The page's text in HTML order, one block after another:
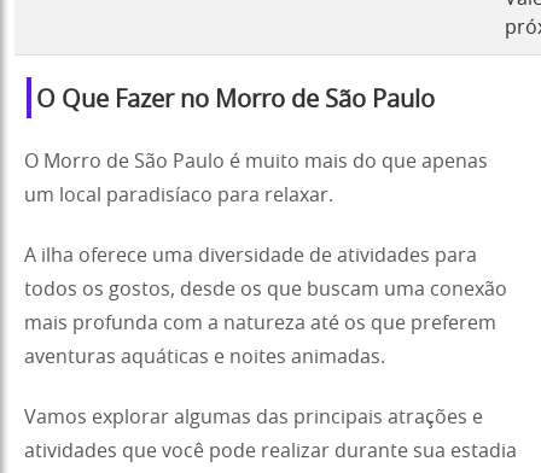
O Que Fazer no Morro de São Paulo
O Morro de São Paulo é muito mais do que apenas
um local paradisíaco para relaxar.
A ilha oferece uma diversidade de atividades para
todos os gostos, desde os que buscam uma conexão
mais profunda com a natureza até os que preferem
aventuras aquáticas e noites animadas.
Vamos explorar algumas das principais atrações e
atividades que você pode realizar durante sua estadia